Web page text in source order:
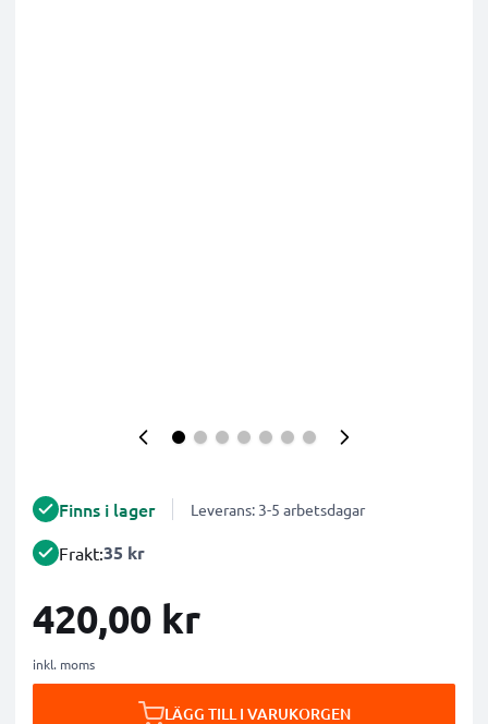
Finns i lager Leverans: 3-5 arbetsdagar
Frakt:35 kr
420,00 kr
inkl. moms
LÄGG TILL I VARUKORGEN